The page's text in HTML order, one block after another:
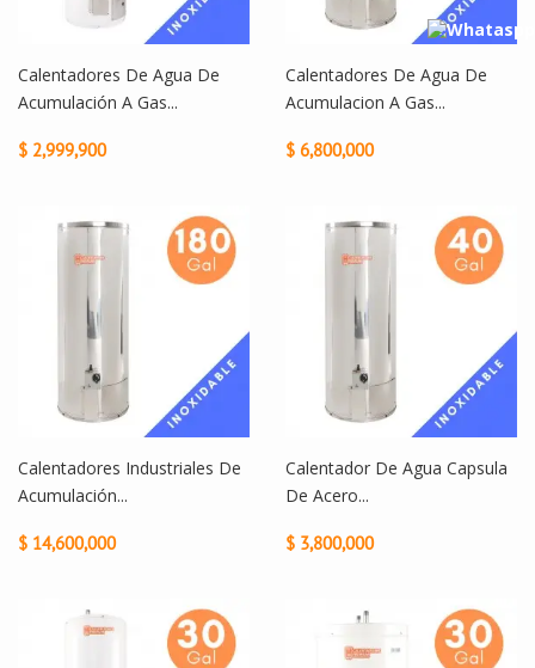
Calentadores De Agua De
Acumulación A Gas...
$ 2,999,900
Calentadores De Agua De
Acumulacion A Gas...
$ 6,800,000
Calentadores Industriales De
Acumulación...
$ 14,600,000
Calentador De Agua Capsula
De Acero...
$ 3,800,000